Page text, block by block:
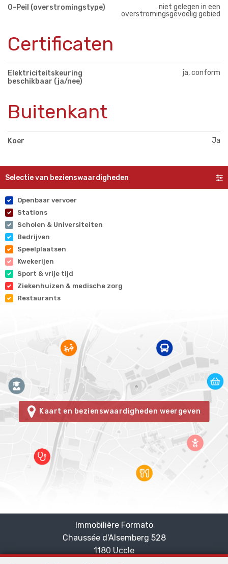
O-Peil (overstromingstype)
niet gelegen in een
overstromingsgevoelig gebied
Certificaten
Elektriciteitskeuring
beschikbaar (ja/nee)
ja, conform
Buitenkant
Koer Ja
Selectie van bezienswaardigheden
Openbaar vervoer
Stations
Scholen & Universiteiten
Bedrijven
Speelplaatsen
Kwekerijen
Sport & vrije tijd
Ziekenhuizen & medische zorg
Restaurants
Kaart en bezienswaardigheden weergeven
Immobilière Formato
—
Chaussée d'Alsemberg 528
—
1180 Uccle